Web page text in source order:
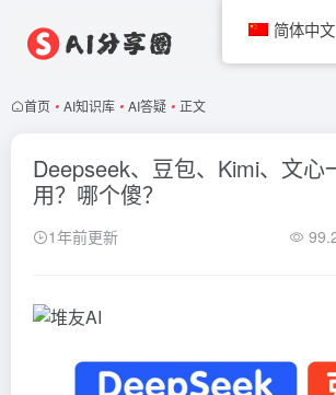
首页 • AI知识库 • AI答疑 • 正文
Deepseek、豆包、Kimi、文心
用？哪个傻？
1年前更新
简体中文